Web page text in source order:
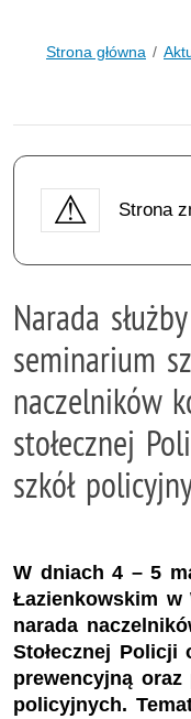
Strona główna
Strona
Narada
seminarium
naczelników
stołecznej
szkół
W dniach 4 – 5
Łazienkowskim w
narada
Stołecznej Policji
prewencyjną oraz
policyjnych.